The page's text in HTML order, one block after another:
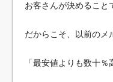
お客さんが決めること
だからこそ、以前のメ
「最安値よりも数十％